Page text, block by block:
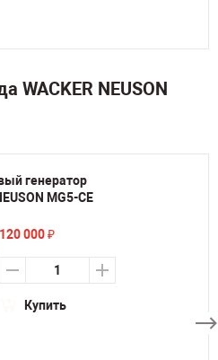
WACKER NEUSON
генератор
MG5-CE
120 000₽
Купить